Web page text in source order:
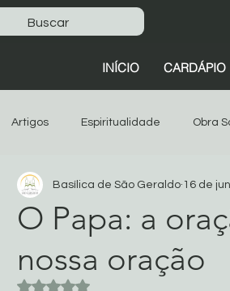
INÍCIO CARDÁPIO
Artigos Espiritualidade Obra
Oitava Associação dos
Noticias da Província
O Papa: a
nossa oração
Basílica de São Geraldo 16 de
Avaliado com NaN de 5 estrelas.